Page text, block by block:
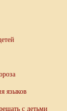
языков
с детьми